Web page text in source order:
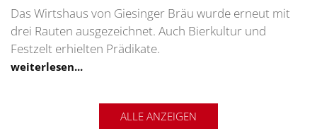
Das Wirtshaus von Giesinger Bräu wurde erneut mit
drei Rauten ausgezeichnet. Auch Bierkultur und
Festzelt erhielten Prädikate.
weiterlesen...
ALLE ANZEIGEN